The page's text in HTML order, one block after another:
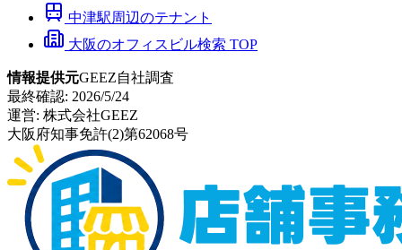
中津駅周辺のテナント
大阪のオフィスビル検索 TOP
情報提供元GEEZ自社調査
最終確認: 2026/5/24
運営: 株式会社GEEZ
大阪府知事免許(2)第62068号